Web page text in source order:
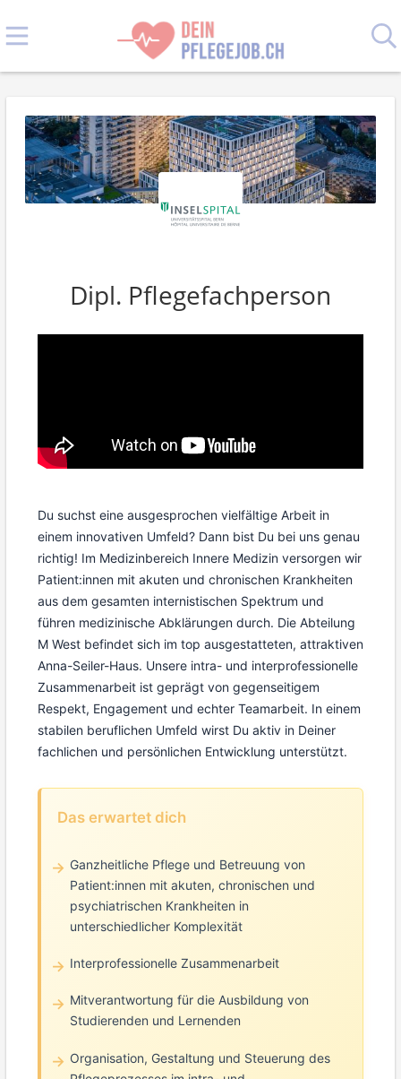
Dipl. Pflegefachperson
Du suchst eine ausgesprochen vielfältige Arbeit in
einem innovativen Umfeld? Dann bist Du bei uns genau
richtig! Im Medizinbereich Innere Medizin versorgen wir
Patient:innen mit akuten und chronischen Krankheiten
aus dem gesamten internistischen Spektrum und
führen medizinische Abklärungen durch. Die Abteilung
M West befindet sich im top ausgestatteten, attraktiven
Anna-Seiler-Haus. Unsere intra- und interprofessionelle
Zusammenarbeit ist geprägt von gegenseitigem
Respekt, Engagement und echter Teamarbeit. In einem
stabilen beruflichen Umfeld wirst Du aktiv in Deiner
fachlichen und persönlichen Entwicklung unterstützt.
Das erwartet dich
Ganzheitliche Pflege und Betreuung von
Patient:innen mit akuten, chronischen und
psychiatrischen Krankheiten in
unterschiedlicher Komplexität
Interprofessionelle Zusammenarbeit
Mitverantwortung für die Ausbildung von
Studierenden und Lernenden
Organisation, Gestaltung und Steuerung des